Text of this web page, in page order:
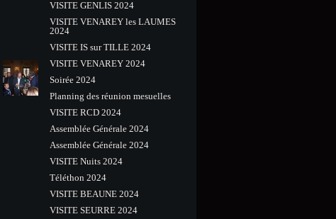
VISITE GENLIS 2024
VISITE VENAREY les LAUMES
2024
VISITE IS sur TILLE 2024
VISITE VENAREY 2024
Soirée 2024
Planning des réunion mesuelles
VISITE RCD 2024
Assemblée Générale 2024
Assemblée Générale 2024
VISITE Nuits 2024
Téléthon 2024
VISITE BEAUNE 2024
VISITE SEURRE 2024